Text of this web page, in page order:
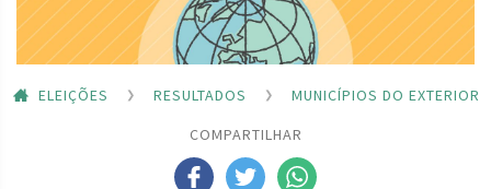
ELEIÇÕES RESULTADOS
MUNICÍPIOS DO EXTERIOR
COMPARTILHAR